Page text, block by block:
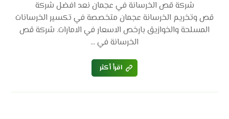
شركة قص الخرسانة في عجمان نعد افضل شركة
قص وتخريم الخرسانة عجمان متخصصة في تكسير الخرسانات
المسلحة والخوازيق بارخص الاسعار في الامارات. شركة قص
الخرسانة في ...
اقرأ أكثر